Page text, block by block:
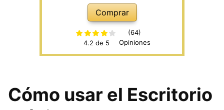
Comprar
4.2 de 5
(64)
Opiniones
Cómo usar el Escritorio